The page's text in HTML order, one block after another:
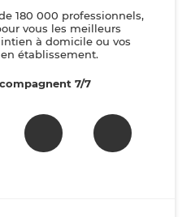
180 000 professionnels,
vous les meilleurs
à domicile ou vos
établissement.
7/7